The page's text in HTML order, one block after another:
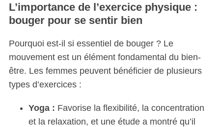
L’importance de l’exercice physique :
bouger pour se sentir bien
Pourquoi est-il si essentiel de bouger ? Le
mouvement est un élément fondamental du bien-
être. Les femmes peuvent bénéficier de plusieurs
types d’exercices :
Yoga : Favorise la flexibilité, la concentration
et la relaxation, et une étude a montré qu’il